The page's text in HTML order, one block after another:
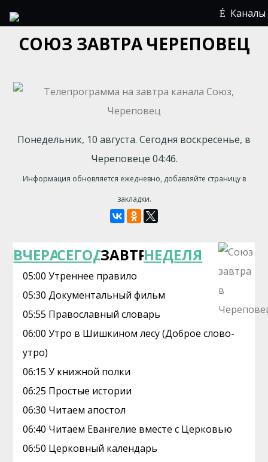
Каналы
СОЮЗ ЗАВТРА ЧЕРЕПОВЕЦ
Понедельник, 10 августа. Сегодня воскресенье, в
Череповеце 04:46.
Информация обновляется ежедневно, добавляйте страницу в
закладки.
ВЧЕРАСЕГОДНЯЗАВТРАНЕДЕЛЯ
05:00 Утреннее правило
05:30 Документальный фильм
05:55 Православный словарь
06:00 Утро в Шишкином лесу (Доброе слово-
утро)
06:15 У книжной полки
06:25 Простые истории
06:30 Читаем апостол
06:40 Читаем Евангелие вместе с Церковью
06:50 Церковный календарь